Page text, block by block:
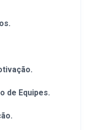
de Equipes.